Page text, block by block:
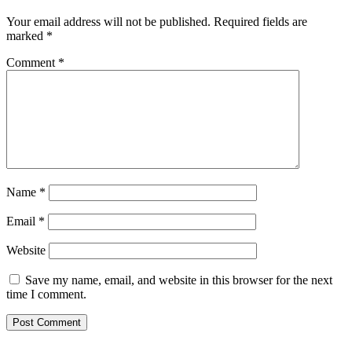
Your email address will not be published. Required fields are
marked *
Comment *
Name *
Email *
Website
Save my name, email, and website in this browser for the next
time I comment.